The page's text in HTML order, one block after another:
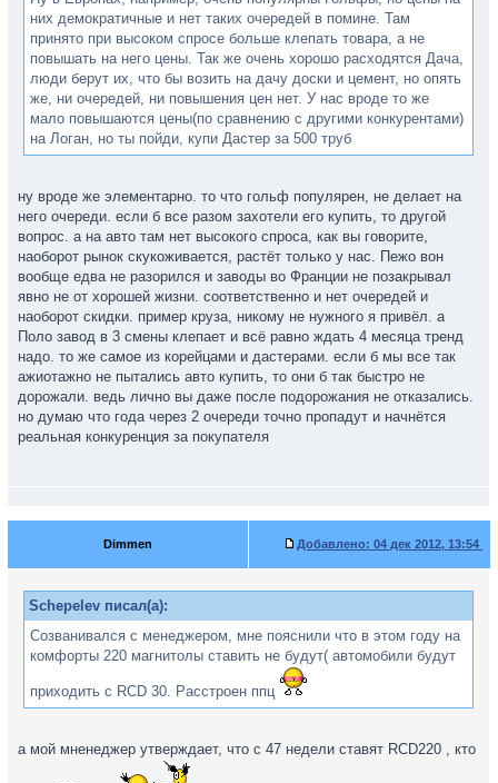
них демократичные и нет таких очередей в помине. Там
принято при высоком спросе больше клепать товара, а не
повышать на него цены. Так же очень хорошо расходятся Дача,
люди берут их, что бы возить на дачу доски и цемент, но опять
же, ни очередей, ни повышения цен нет. У нас вроде то же
мало повышаются цены(по сравнению с другими конкурентами)
на Логан, но ты пойди, купи Дастер за 500 труб
ну вроде же элементарно. то что гольф популярен, не делает на
него очереди. если б все разом захотели его купить, то другой
вопрос. а на авто там нет высокого спроса, как вы говорите,
наоборот рынок скукоживается, растёт только у нас. Пежо вон
вообще едва не разорился и заводы во Франции не позакрывал
явно не от хорошей жизни. соответственно и нет очередей и
наоборот скидки. пример круза, никому не нужного я привёл. а
Поло завод в 3 смены клепает и всё равно ждать 4 месяца тренд
надо. то же самое из корейцами и дастерами. если б мы все так
ажиотажно не пытались авто купить, то они б так быстро не
дорожали. ведь лично вы даже после подорожания не отказались.
но думаю что года через 2 очереди точно пропадут и начнётся
реальная конкуренция за покупателя
Dimmen Добавлено: 04 дек 2012, 13:54
Schepelev писал(а):
Созванивался с менеджером, мне пояснили что в этом году на
комфорты 220 магнитолы ставить не будут( автомобили будут
приходить с RCD 30. Расстроен ппц
а мой мненеджер утверждает, что с 47 недели ставят RCD220 , кто